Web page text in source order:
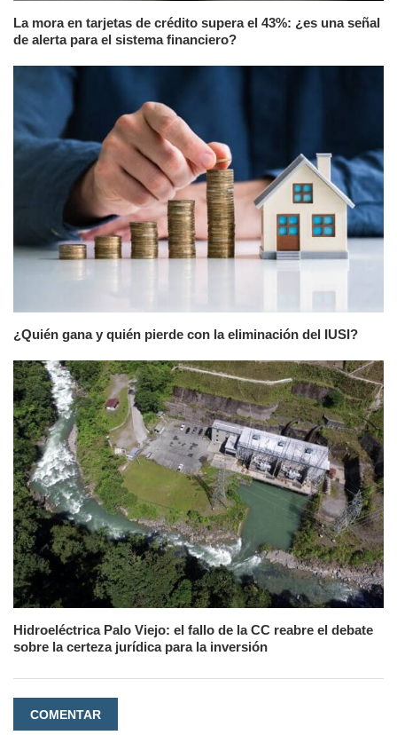
La mora en tarjetas de crédito supera el 43%: ¿es una señal
de alerta para el sistema financiero?
¿Quién gana y quién pierde con la eliminación del IUSI?
Hidroeléctrica Palo Viejo: el fallo de la CC reabre el debate
sobre la certeza jurídica para la inversión
COMENTAR